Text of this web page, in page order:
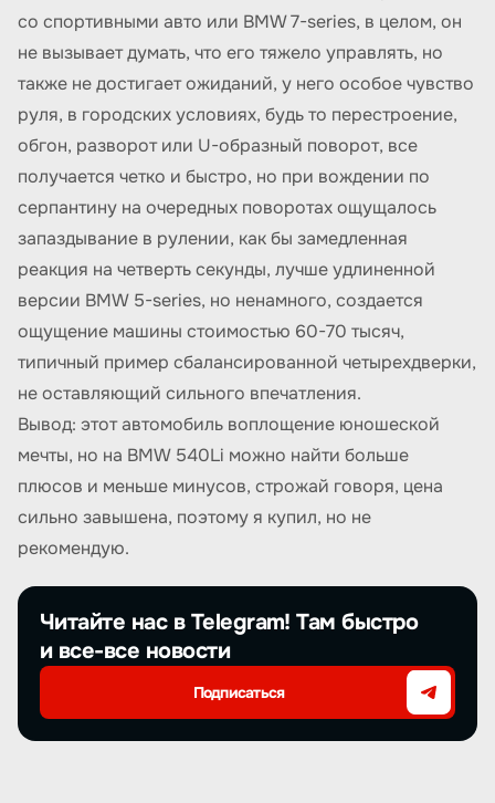
со спортивными авто или BMW 7-series, в целом, он
не вызывает думать, что его тяжело управлять, но
также не достигает ожиданий, у него особое чувство
руля, в городских условиях, будь то перестроение,
обгон, разворот или U-образный поворот, все
получается четко и быстро, но при вождении по
серпантину на очередных поворотах ощущалось
запаздывание в рулении, как бы замедленная
реакция на четверть секунды, лучше удлиненной
версии BMW 5-series, но ненамного, создается
ощущение машины стоимостью 60-70 тысяч,
типичный пример сбалансированной четырехдверки,
не оставляющий сильного впечатления.
Вывод: этот автомобиль воплощение юношеской
мечты, но на BMW 540Li можно найти больше
плюсов и меньше минусов, строжай говоря, цена
сильно завышена, поэтому я купил, но не
рекомендую.
Читайте нас в Telegram! Там быстро
и все-все новости
Подписаться